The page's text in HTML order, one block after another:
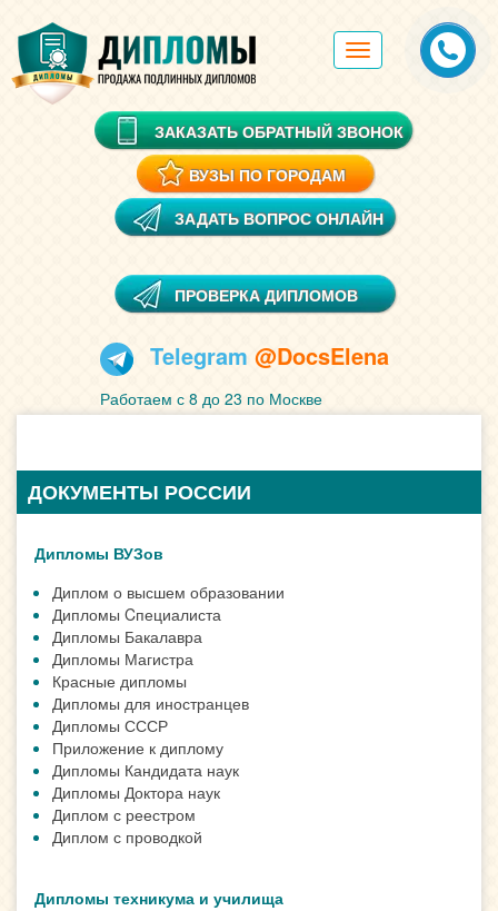
Toggle
navigation
ЗАКАЗАТЬ ОБРАТНЫЙ ЗВОНОК
ВУЗЫ ПО ГОРОДАМ
ЗАДАТЬ ВОПРОС ОНЛАЙН
ПРОВЕРКА ДИПЛОМОВ
Telegram @DocsElena
Работаем с 8 до 23 по Москве
ДОКУМЕНТЫ РОССИИ
Дипломы ВУЗов
Диплом о высшем образовании
Дипломы Cпециалиста
Дипломы Бакалавра
Дипломы Магистра
Красные дипломы
Дипломы для иностранцев
Дипломы СССР
Приложение к диплому
Дипломы Кандидата наук
Дипломы Доктора наук
Диплом с реестром
Диплом с проводкой
Дипломы техникума и училища